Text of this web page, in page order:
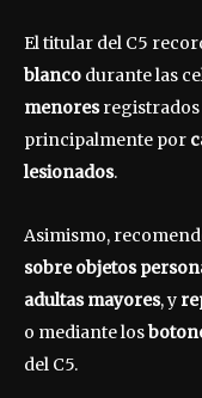
El titular del C5
blanco durante las
menoresregistrados
principalmente por
lesionados.
Asimismo,
sobre objetos
adultas mayores, y
o mediante los
del C5.